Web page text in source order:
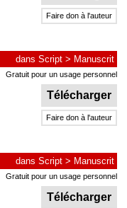
Faire don à l'auteur
dans Script > Manuscrit
Gratuit pour un usage personnel
Télécharger
Faire don à l'auteur
dans Script > Manuscrit
Gratuit pour un usage personnel
Télécharger